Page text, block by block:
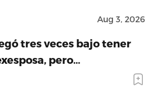
Aug 3, 2026
tres veces bajo tener
pero…